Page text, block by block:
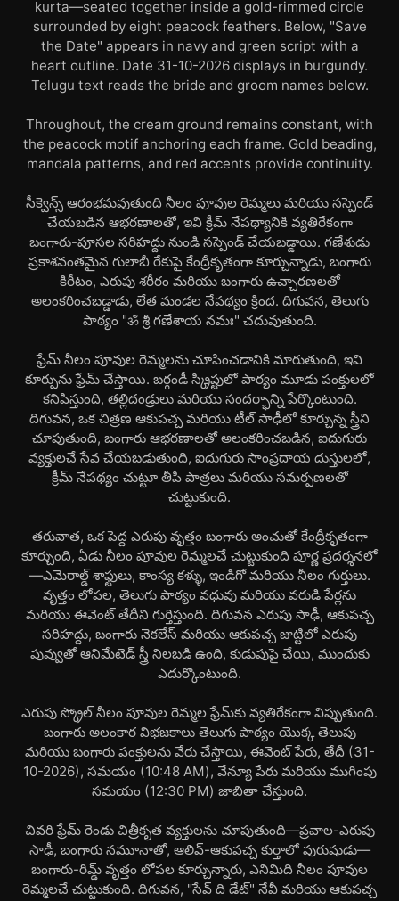
kurta—seated together inside a gold-rimmed circle
surrounded by eight peacock feathers. Below, "Save
the Date" appears in navy and green script with a
heart outline. Date 31-10-2026 displays in burgundy.
Telugu text reads the bride and groom names below.
Throughout, the cream ground remains constant, with
the peacock motif anchoring each frame. Gold beading,
mandala patterns, and red accents provide continuity.
సీక్వెన్స్ ఆరంభమవుతుంది నీలం పూవుల రెమ్మలు మరియు సస్పెండ్
చేయబడిన ఆభరణాలతో, ఇవి క్రీమ్ నేపథ్యానికి వ్యతిరేకంగా
బంగారు-పూసల సరిహద్దు నుండి సస్పెండ్ చేయబడ్డాయి. గణేశుడు
ప్రకాశవంతమైన గులాబీ రేకుపై కేంద్రీకృతంగా కూర్చున్నాడు, బంగారు
కిరీటం, ఎరుపు శరీరం మరియు బంగారు ఉచ్చారణలతో
అలంకరించబడ్డాడు, లేత మండల నేపథ్యం క్రింద. దిగువన, తెలుగు
పాఠ్యం "ॐ శ్రీ గణేశాయ నమః" చదువుతుంది.
ఫ్రేమ్ నీలం పూవుల రెమ్మలను చూపించడానికి మారుతుంది, ఇవి
కూర్పును ఫ్రేమ్ చేస్తాయి. బర్గండీ స్క్రిప్టులో పాఠ్యం మూడు పంక్తులలో
కనిపిస్తుంది, తల్లిదండ్రులు మరియు సందర్భాన్ని పేర్కొంటుంది.
దిగువన, ఒక చిత్రణ ఆకుపచ్చ మరియు టీల్ సాఢీలో కూర్చున్న స్త్రీని
చూపుతుంది, బంగారు ఆభరణాలతో అలంకరించబడిన, ఐదుగురు
వ్యక్తులచే సేవ చేయబడుతుంది, ఐదుగురు సాంప్రదాయ దుస్తులలో,
క్రీమ్ నేపథ్యం చుట్టూ తీపి పాత్రలు మరియు సమర్పణలతో
చుట్టుకుంది.
తరువాత, ఒక పెద్ద ఎరుపు వృత్తం బంగారు అంచుతో కేంద్రీకృతంగా
కూర్చుంది, ఏడు నీలం పూవుల రెమ్మలచే చుట్టుకుంది పూర్ణ ప్రదర్శనలో
—ఎమెరాల్డ్ శాఫ్టులు, కాంస్య కళ్ళు, ఇండిగో మరియు నీలం గుర్తులు.
వృత్తం లోపల, తెలుగు పాఠ్యం వధువు మరియు వరుడి పేర్లను
మరియు ఈవెంట్ తేదీని గుర్తిస్తుంది. దిగువన ఎరుపు సాఢీ, ఆకుపచ్చ
సరిహద్దు, బంగారు నెకలేస్ మరియు ఆకుపచ్చ జుట్టిలో ఎరుపు
పువ్వుతో ఆనిమేటెడ్ స్త్రీ నిలబడి ఉంది, కుడుపుపై చేయి, ముందుకు
ఎదుర్కొంటుంది.
ఎరుపు స్క్రోల్ నీలం పూవుల రెమ్మల ఫ్రేమ్‌కు వ్యతిరేకంగా విప్పుతుంది.
బంగారు అలంకార విభజకాలు తెలుగు పాఠ్యం యొక్క తెలుపు
మరియు బంగారు పంక్తులను వేరు చేస్తాయి, ఈవెంట్ పేరు, తేదీ (31-
10-2026), సమయం (10:48 AM), వేన్యూ పేరు మరియు ముగింపు
సమయం (12:30 PM) జాబితా చేస్తుంది.
చివరి ఫ్రేమ్ రెండు చిత్రీకృత వ్యక్తులను చూపుతుంది—ప్రవాల-ఎరుపు
సాఢీ, బంగారు నమూనాతో, ఆలివ్-ఆకుపచ్చ కుర్తాలో పురుషుడు—
బంగారు-రిమ్డ్ వృత్తం లోపల కూర్చున్నారు, ఎనిమిది నీలం పూవుల
రెమ్మలచే చుట్టుకుంది. దిగువన, "సేవ్ ది డేట్" నేవీ మరియు ఆకుపచ్చ